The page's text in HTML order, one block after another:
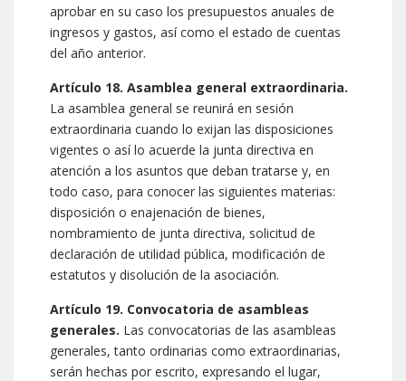
aprobar en su caso los presupuestos anuales de
ingresos y gastos, así como el estado de cuentas
del año anterior.
Artículo 18. Asamblea general extraordinaria.
La asamblea general se reunirá en sesión
extraordinaria cuando lo exijan las disposiciones
vigentes o así lo acuerde la junta directiva en
atención a los asuntos que deban tratarse y, en
todo caso, para conocer las siguientes materias:
disposición o enajenación de bienes,
nombramiento de junta directiva, solicitud de
declaración de utilidad pública, modificación de
estatutos y disolución de la asociación.
Artículo 19. Convocatoria de asambleas
generales. Las convocatorias de las asambleas
generales, tanto ordinarias como extraordinarias,
serán hechas por escrito, expresando el lugar,